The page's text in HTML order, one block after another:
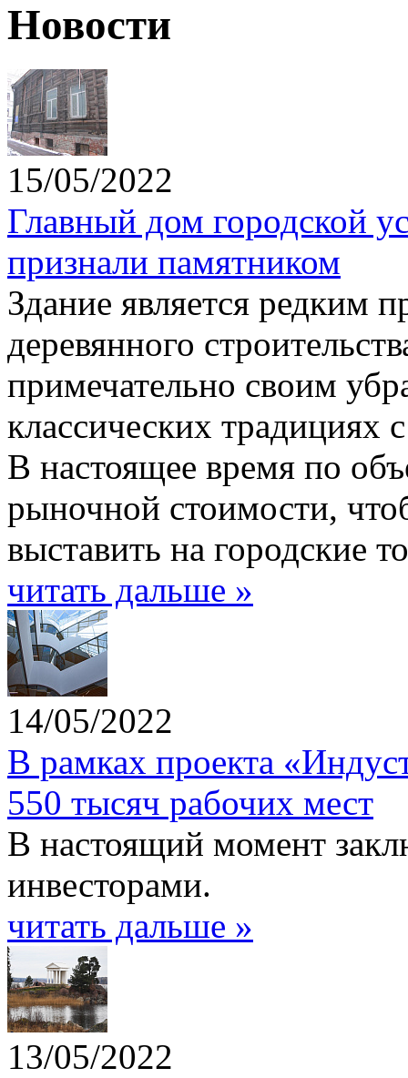
Новости
15/05/2022
Главный дом городской
признали памятником
Здание является редким
деревянного
примечательно своим
классических
В настоящее время по
рыночной стоимости,
выставить на городские
читать дальше »
14/05/2022
В рамках проекта
550 тысяч рабочих мест
В настоящий момент
инвесторами.
читать дальше »
13/05/2022